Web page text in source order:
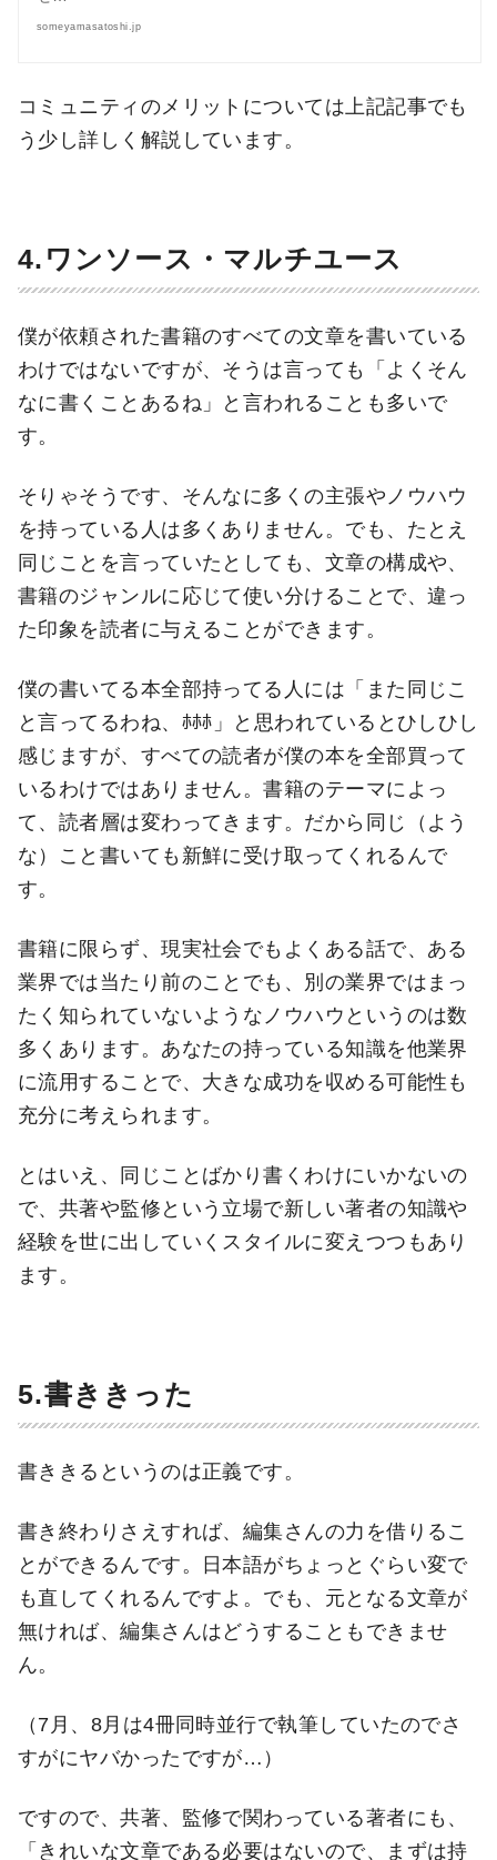
someyamasatoshi.jp
コミュニティのメリットについては上記記事でも
う少し詳しく解説しています。
4.ワンソース・マルチユース
僕が依頼された書籍のすべての文章を書いている
わけではないですが、そうは言っても「よくそん
なに書くことあるね」と言われることも多いで
す。
そりゃそうです、そんなに多くの主張やノウハウ
を持っている人は多くありません。でも、たとえ
同じことを言っていたとしても、文章の構成や、
書籍のジャンルに応じて使い分けることで、違っ
た印象を読者に与えることができます。
僕の書いてる本全部持ってる人には「また同じこ
と言ってるわね、ﾎﾎﾎ」と思われているとひしひし
感じますが、すべての読者が僕の本を全部買って
いるわけではありません。書籍のテーマによっ
て、読者層は変わってきます。だから同じ（よう
な）こと書いても新鮮に受け取ってくれるんで
す。
書籍に限らず、現実社会でもよくある話で、ある
業界では当たり前のことでも、別の業界ではまっ
たく知られていないようなノウハウというのは数
多くあります。あなたの持っている知識を他業界
に流用することで、大きな成功を収める可能性も
充分に考えられます。
とはいえ、同じことばかり書くわけにいかないの
で、共著や監修という立場で新しい著者の知識や
経験を世に出していくスタイルに変えつつもあり
ます。
5.書ききった
書ききるというのは正義です。
書き終わりさえすれば、編集さんの力を借りるこ
とができるんです。日本語がちょっとぐらい変で
も直してくれるんですよ。でも、元となる文章が
無ければ、編集さんはどうすることもできませ
ん。
（7月、8月は4冊同時並行で執筆していたのでさ
すがにヤバかったですが…）
ですので、共著、監修で関わっている著者にも、
「きれいな文章である必要はないので、まずは持